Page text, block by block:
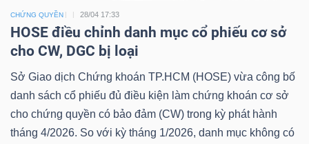
CHỨNG QUYỀN 28/04 17:33
HOSE điều chỉnh danh mục cổ phiếu cơ sở
cho CW, DGC bị loại
Sở Giao dịch Chứng khoán TP.HCM (HOSE) vừa công bố
danh sách cổ phiếu đủ điều kiện làm chứng khoán cơ sở
cho chứng quyền có bảo đảm (CW) trong kỳ phát hành
tháng 4/2026. So với kỳ tháng 1/2026, danh mục không có
liệu
tài
chính